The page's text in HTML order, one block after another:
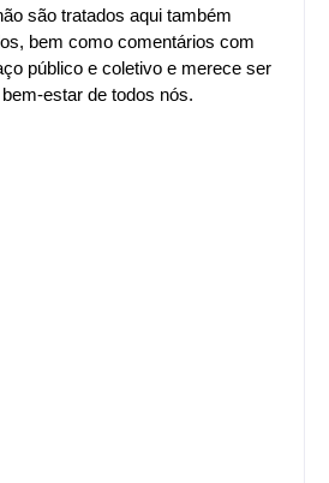
são tratados aqui também
bem como comentários com
público e coletivo e merece ser
estar de todos nós.